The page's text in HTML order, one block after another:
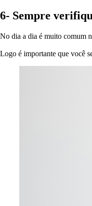
6- Sempre
No dia a dia é muito comum
Logo é importante que você